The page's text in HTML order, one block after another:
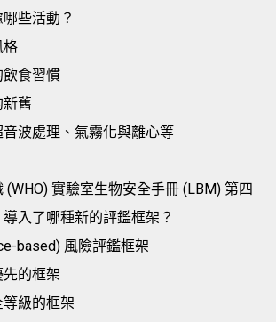
些活動？
格
食習慣
舊
波處理、氣霧化與離心等
(WHO) 實驗室生物安全手冊 (LBM) 第四
入了哪種新的評鑑框架？
based) 風險評鑑框架
的框架
級的框架